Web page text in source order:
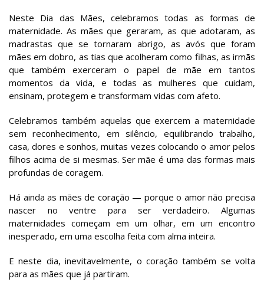
Neste Dia das Mães, celebramos todas as formas de
maternidade. As mães que geraram, as que adotaram, as
madrastas que se tornaram abrigo, as avós que foram
mães em dobro, as tias que acolheram como filhas, as irmãs
que também exerceram o papel de mãe em tantos
momentos da vida, e todas as mulheres que cuidam,
ensinam, protegem e transformam vidas com afeto.
Celebramos também aquelas que exercem a maternidade
sem reconhecimento, em silêncio, equilibrando trabalho,
casa, dores e sonhos, muitas vezes colocando o amor pelos
filhos acima de si mesmas. Ser mãe é uma das formas mais
profundas de coragem.
Há ainda as mães de coração — porque o amor não precisa
nascer no ventre para ser verdadeiro. Algumas
maternidades começam em um olhar, em um encontro
inesperado, em uma escolha feita com alma inteira.
E neste dia, inevitavelmente, o coração também se volta
para as mães que já partiram.